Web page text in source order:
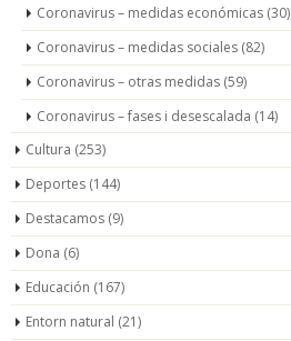
Coronavirus – medidas económicas (30)
Coronavirus – medidas sociales (82)
Coronavirus – otras medidas (59)
Coronavirus – fases i desescalada (14)
Cultura (253)
Deportes (144)
Destacamos (9)
Dona (6)
Educación (167)
Entorn natural (21)